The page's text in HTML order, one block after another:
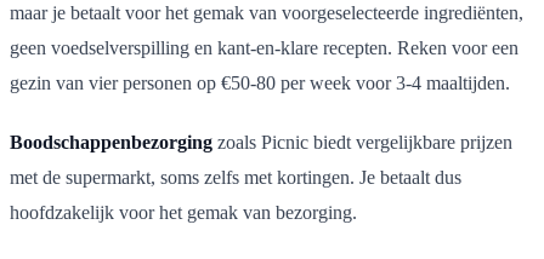
maar je betaalt voor het gemak van voorgeselecteerde ingrediënten,
geen voedselverspilling en kant-en-klare recepten. Reken voor een
gezin van vier personen op €50-80 per week voor 3-4 maaltijden.
Boodschappenbezorging zoals Picnic biedt vergelijkbare prijzen
met de supermarkt, soms zelfs met kortingen. Je betaalt dus
hoofdzakelijk voor het gemak van bezorging.